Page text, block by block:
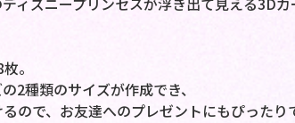
。
2種類のサイズが作成でき、
ので、お友達へのプレゼントにもぴったり